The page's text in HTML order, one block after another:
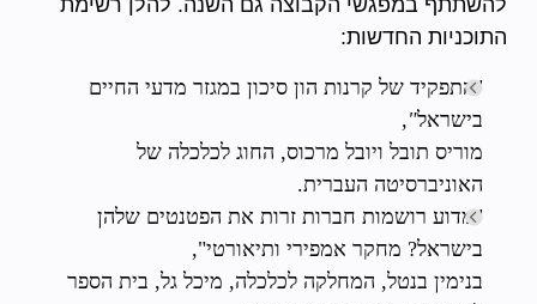
להשתתף במפגשי הקבוצה גם השנה. להלן רשימת
התוכניות החדשות:
"התפקיד של קרנות הון סיכון במגזר מדעי החיים
בישראל",
מוריס תובל ויובל מרכוס, החוג לכלכלה של
האוניברסיטה העברית.
"מדוע רושמות חברות זרות את הפטנטים שלהן
בישראל? מחקר אמפירי ותיאורטי",
בנימין בנטל, המחלקה לכלכלה, מיכל גל, בית הספר